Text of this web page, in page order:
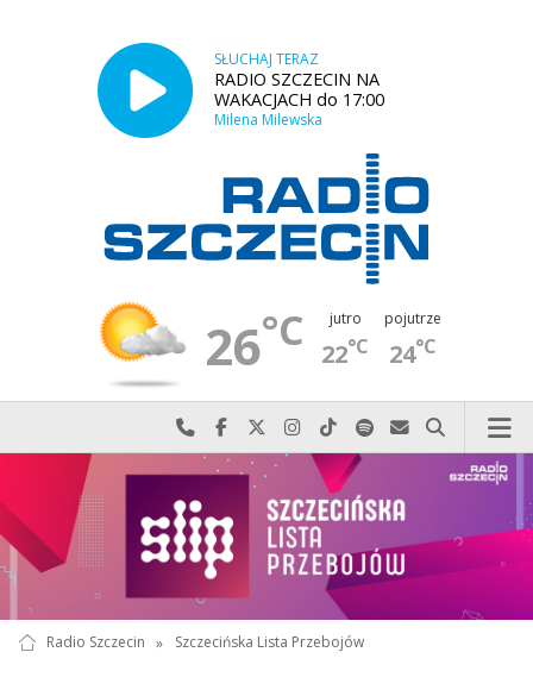
SŁUCHAJ TERAZ
RADIO SZCZECIN NA
WAKACJACH do 17:00
Milena Milewska
26°C jutro
22°C
pojutrze
24°C
Najlepiej po prostu do nas zadzwoń
Odwiedź nas na Facebook-u
Odwiedź nas na X
Odwiedź nas na Instagram-ie
Odwiedź nas na TikTok-u
Szukaj nas na Spotify
Wyślij do nas
Szukaj
Radio Szczecin » Szczecińska Lista Przebojów